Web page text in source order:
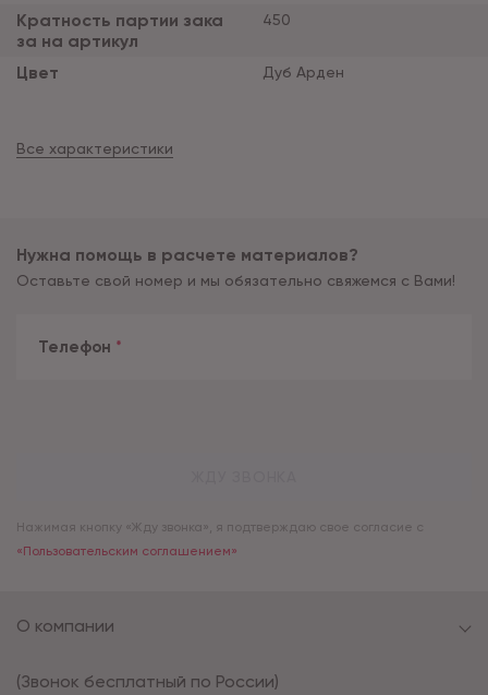
Кратность партии зака
за на артикул
450
Цвет Дуб Арден
Все характеристики
Нужна помощь в расчете материалов?
Оставьте свой номер и мы обязательно свяжемся с Вами!
Телефон *
Нажимая кнопку «Жду звонка», я подтверждаю свое согласие с
«Пользовательским соглашением»
(Звонок бесплатный по России)
О компании